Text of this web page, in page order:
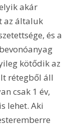
akár
az általuk
és a
kötődik az
rétegből áll
csak 1 év,
lehet. Aki